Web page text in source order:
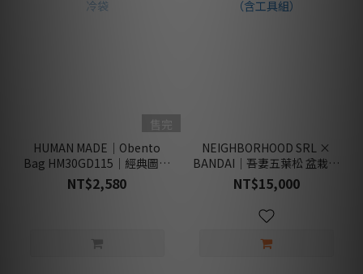
售完
HUMAN MADE｜Obento
Bag HM30GD115｜經典圖騰
便當保冷袋
NT$2,580
NEIGHBORHOOD SRL ×
BANDAI｜吾妻五葉松 盆栽模
型（含工具組）
NT$15,000